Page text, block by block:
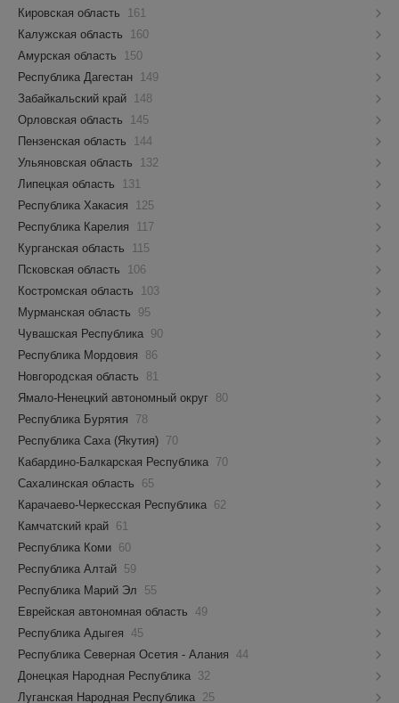
Кировская область
161
Калужская область
160
Амурская область
150
Республика Дагестан
149
Забайкальский край
148
Орловская область
145
Пензенская область
144
Ульяновская область
132
Липецкая область
131
Республика Хакасия
125
Республика Карелия
117
Курганская область
115
Псковская область
106
Костромская область
103
Мурманская область
95
Чувашская Республика 90
Республика Мордовия
86
Новгородская область
81
Ямало-Ненецкий автономный округ 80
Республика Бурятия
78
Республика Саха (Якутия) 70
Кабардино-Балкарская Республика 70
Сахалинская область
65
Карачаево-Черкесская Республика 62
Камчатский край 61
Республика Коми 60
Республика Алтай 59
Республика Марий Эл
55
Еврейская автономная область 49
Республика Адыгея 45
Республика Северная Осетия - Алания 44
Донецкая Народная Республика 32
Луганская Народная Республика 25